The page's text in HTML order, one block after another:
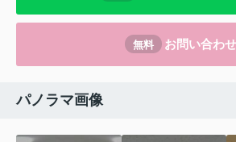
無料 お問い合わせ
パノラマ画像